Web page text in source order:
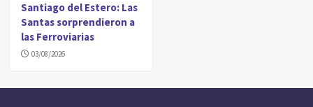
Santiago del Estero: Las
Santas sorprendieron a
las Ferroviarias
03/08/2026